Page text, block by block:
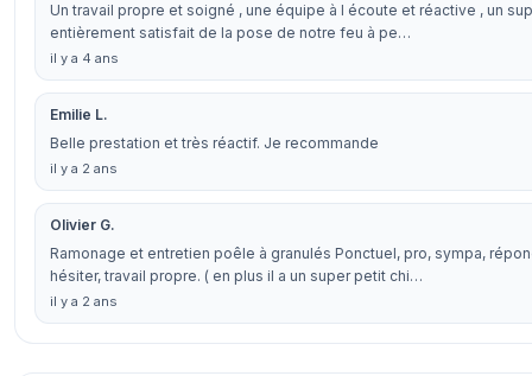
Un travail propre et soigné , une équipe à l écoute et réactive , un
entièrement satisfait de la pose de notre feu à pe…
il y a 4 ans
Emilie L.
Belle prestation et très réactif. Je recommande
il y a 2 ans
Olivier G.
Ramonage et entretien poêle à granulés Ponctuel, pro, sympa,
hésiter, travail propre. ( en plus il a un super petit chi…
il y a 2 ans